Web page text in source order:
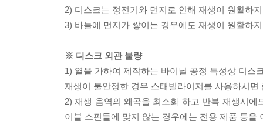
2) 디스크는 정전기와 먼지로 인해 재생이 원활하
3) 바늘에 먼지가 쌓이는 경우에도 재생이 원활하
※ 디스크 외관 불량
1) 열을 가하여 제작하는 바이닐 공정 특성상 디스
재생이 불안정한 경우 스태빌라이저를 사용하시
2) 재생 음역의 왜곡을 최소화 하고 반복 재생시
이블 스핀들에 맞지 않는 경우에는 전용 제품 등